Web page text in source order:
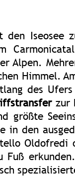
den Iseosee
Alpen.
Himmel.
des
zur
größte
in den